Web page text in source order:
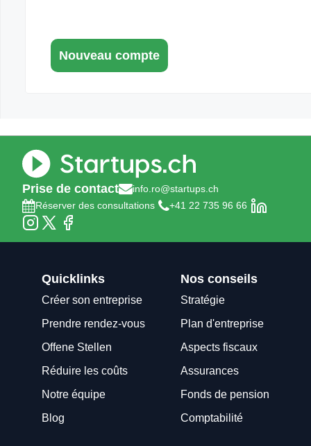
Prise de contact
info.ro@startups.ch
Réserver des consultations
+41 22 735 96 66
Quicklinks
Créer son entreprise
Prendre rendez-vous
Offene Stellen
Réduire les coûts
Notre équipe
Blog
Nos conseils
Stratégie
Plan d'entreprise
Aspects fiscaux
Assurances
Fonds de pension
Comptabilité